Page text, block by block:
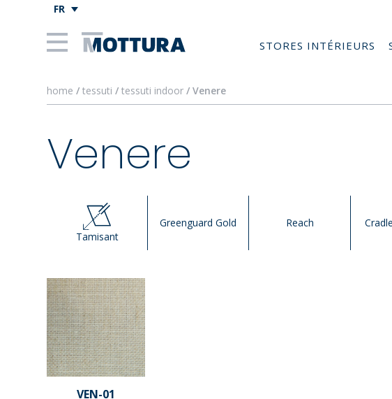
FR
STORES INTÉRIEURS
home /tessuti/tessuti indoor/ Venere
Venere
Tamisant
Greenguard Gold Reach
VEN-01